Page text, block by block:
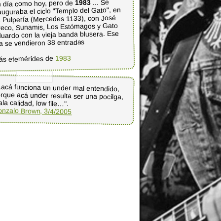
día como hoy, pero de1983 ... Se
el ciclo "Templo del Gato", en
Pulpería (Mercedes 1133), con José
Sunamis, Los Estómagos y Gato
con la vieja banda blusera. Ese
se vendieron 38 entradas
efemérides de 1983
funciona un under mal entendido,
acá under resulta ser una pocilga,
calidad, low file…".
Brown, 3/4/2005